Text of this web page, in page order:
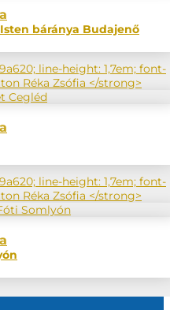
báránya Budajenő